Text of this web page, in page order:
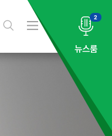
검
전
메
2
뉴스룸